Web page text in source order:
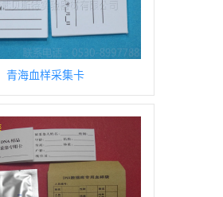
青海血样采集卡